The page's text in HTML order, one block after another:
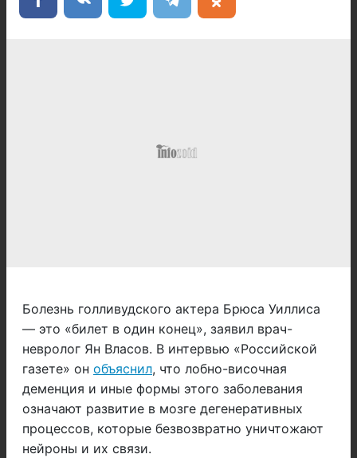
Болезнь голливудского актера Брюса Уиллиса
— это «билет в один конец», заявил врач-
невролог Ян Власов. В интервью «Российской
газете» он объяснил, что лобно-височная
деменция и иные формы этого заболевания
означают развитие в мозге дегенеративных
процессов, которые безвозвратно уничтожают
нейроны и их связи.